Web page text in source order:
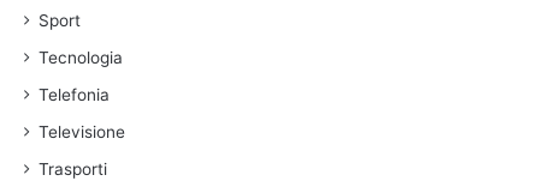
Sport
Tecnologia
Telefonia
Televisione
Trasporti